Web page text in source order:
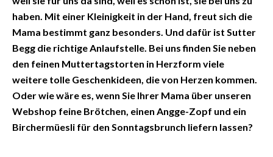
haben. Mit einer Kleinigkeit in der Hand, freut sich die
Mama bestimmt ganz besonders. Und dafür ist Sutter
Begg die richtige Anlaufstelle. Bei uns finden Sie neben
den feinen Muttertagstorten in Herzform viele
weitere tolle Geschenkideen, die von Herzen kommen.
Oder wie wäre es, wenn Sie Ihrer Mama über unseren
Webshop feine Brötchen, einen Angge-Zopf und ein
Birchermüesli für den Sonntagsbrunch liefern lassen?